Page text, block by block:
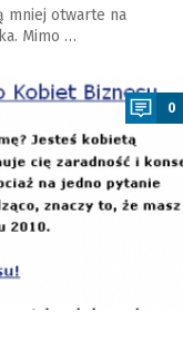
mniej otwarte na
Mimo …
0